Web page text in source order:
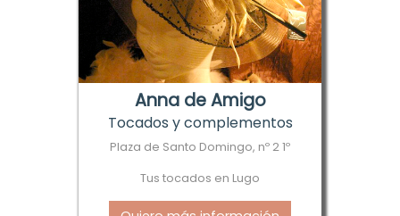
Anna de Amigo
Tocados y complementos
Plaza de Santo Domingo, nº 2 1º
Tus tocados en Lugo